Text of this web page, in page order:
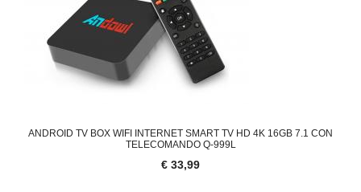
ANDROID TV BOX WIFI INTERNET SMART TV HD 4K 16GB 7.1 CON
TELECOMANDO Q-999L
€ 33,99